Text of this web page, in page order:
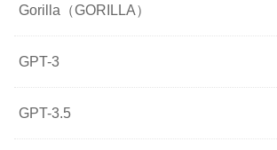
Gorilla（GORILLA）
GPT-3
GPT-3.5